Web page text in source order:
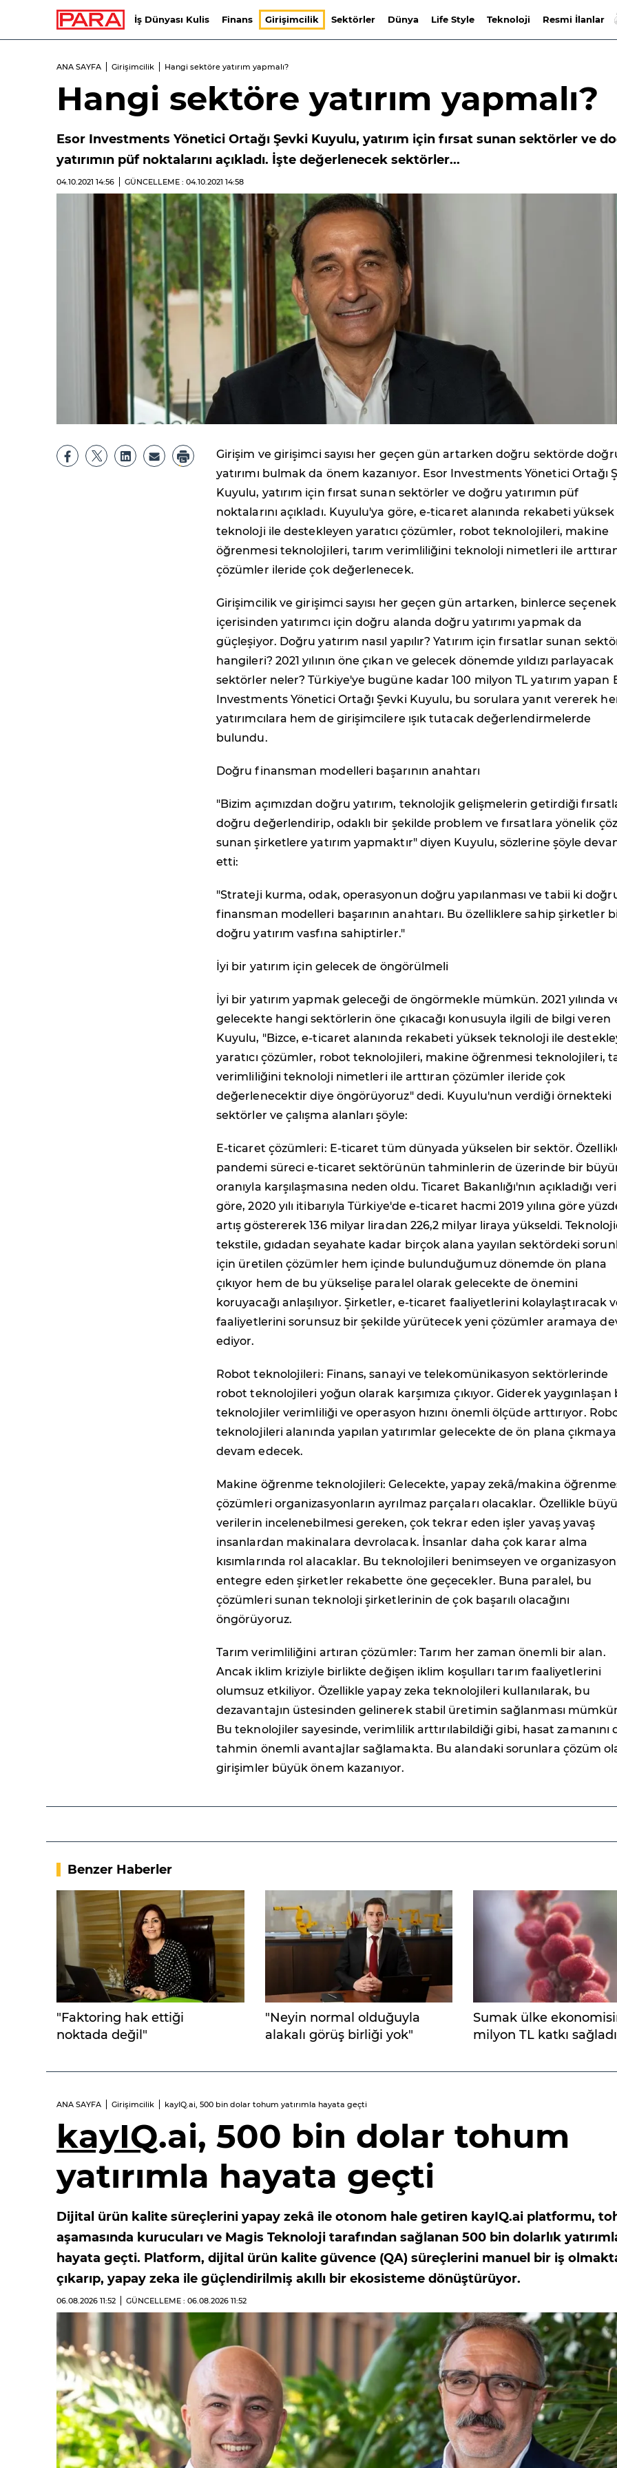
İş Dünyası Kulis Finans Girişimcilik Sektörler Dünya Life Style Teknoloji Resmi İlanlar
ANA SAYFA Girişimcilik Hangi sektöre yatırım yapmalı?
Hangi sektöre yatırım yapmalı?
Esor Investments Yönetici Ortağı Şevki Kuyulu, yatırım için fırsat sunan sektörler ve
yatırımın püf noktalarını açıkladı. İşte değerlenecek sektörler...
04.10.2021 14:56 GÜNCELLEME : 04.10.2021 14:58
Girişim ve girişimci sayısı her geçen gün artarken doğru sektörde
yatırımı bulmak da önem kazanıyor. Esor Investments Yönetici Ortağı
Kuyulu, yatırım için fırsat sunan sektörler ve doğru yatırımın püf
noktalarını açıkladı. Kuyulu'ya göre, e-ticaret alanında rekabeti yüksek
teknoloji ile destekleyen yaratıcı çözümler, robot teknolojileri, makine
öğrenmesi teknolojileri, tarım verimliliğini teknoloji nimetleri ile
çözümler ileride çok değerlenecek.
Girişimcilik ve girişimci sayısı her geçen gün artarken, binlerce seçenek
içerisinden yatırımcı için doğru alanda doğru yatırımı yapmak da
güçleşiyor. Doğru yatırım nasıl yapılır? Yatırım için fırsatlar sunan
hangileri? 2021 yılının öne çıkan ve gelecek dönemde yıldızı parlayacak
sektörler neler? Türkiye'ye bugüne kadar 100 milyon TL yatırım yapan
Investments Yönetici Ortağı Şevki Kuyulu, bu sorulara yanıt vererek
yatırımcılara hem de girişimcilere ışık tutacak değerlendirmelerde
bulundu.
Doğru finansman modelleri başarının anahtarı
"Bizim açımızdan doğru yatırım, teknolojik gelişmelerin getirdiği
doğru değerlendirip, odaklı bir şekilde problem ve fırsatlara yönelik
sunan şirketlere yatırım yapmaktır" diyen Kuyulu, sözlerine şöyle
etti:
"Strateji kurma, odak, operasyonun doğru yapılanması ve tabii ki
finansman modelleri başarının anahtarı. Bu özelliklere sahip şirketler
doğru yatırım vasfına sahiptirler."
İyi bir yatırım için gelecek de öngörülmeli
İyi bir yatırım yapmak geleceği de öngörmekle mümkün. 2021 yılında
gelecekte hangi sektörlerin öne çıkacağı konusuyla ilgili de bilgi veren
Kuyulu, "Bizce, e-ticaret alanında rekabeti yüksek teknoloji ile
yaratıcı çözümler, robot teknolojileri, makine öğrenmesi teknolojileri,
verimliliğini teknoloji nimetleri ile arttıran çözümler ileride çok
değerlenecektir diye öngörüyoruz" dedi. Kuyulu'nun verdiği örnekteki
sektörler ve çalışma alanları şöyle:
E-ticaret çözümleri: E-ticaret tüm dünyada yükselen bir sektör.
pandemi süreci e-ticaret sektörünün tahminlerin de üzerinde bir
oranıyla karşılaşmasına neden oldu. Ticaret Bakanlığı'nın açıkladığı
göre, 2020 yılı itibarıyla Türkiye'de e-ticaret hacmi 2019 yılına göre
artış göstererek 136 milyar liradan 226,2 milyar liraya yükseldi.
tekstile, gıdadan seyahate kadar birçok alana yayılan sektördeki
için üretilen çözümler hem içinde bulunduğumuz dönemde ön plana
çıkıyor hem de bu yükselişe paralel olarak gelecekte de önemini
koruyacağı anlaşılıyor. Şirketler, e-ticaret faaliyetlerini kolaylaştıracak
faaliyetlerini sorunsuz bir şekilde yürütecek yeni çözümler aramaya
ediyor.
Robot teknolojileri: Finans, sanayi ve telekomünikasyon sektörlerinde
robot teknolojileri yoğun olarak karşımıza çıkıyor. Giderek yaygınlaşan
teknolojiler verimliliği ve operasyon hızını önemli ölçüde arttırıyor.
teknolojileri alanında yapılan yatırımlar gelecekte de ön plana çıkmaya
devam edecek.
Makine öğrenme teknolojileri: Gelecekte, yapay zekâ/makina
çözümleri organizasyonların ayrılmaz parçaları olacaklar. Özellikle
verilerin incelenebilmesi gereken, çok tekrar eden işler yavaş yavaş
insanlardan makinalara devrolacak. İnsanlar daha çok karar alma
kısımlarında rol alacaklar. Bu teknolojileri benimseyen ve
entegre eden şirketler rekabette öne geçecekler. Buna paralel, bu
çözümleri sunan teknoloji şirketlerinin de çok başarılı olacağını
öngörüyoruz.
Tarım verimliliğini artıran çözümler: Tarım her zaman önemli bir alan.
Ancak iklim kriziyle birlikte değişen iklim koşulları tarım faaliyetlerini
olumsuz etkiliyor. Özellikle yapay zeka teknolojileri kullanılarak, bu
dezavantajın üstesinden gelinerek stabil üretimin sağlanması
Bu teknolojiler sayesinde, verimlilik arttırılabildiği gibi, hasat zamanını
tahmin önemli avantajlar sağlamakta. Bu alandaki sorunlara çözüm
girişimler büyük önem kazanıyor.
Benzer Haberler
"Faktoring hak ettiği
noktada değil"
"Neyin normal olduğuyla
alakalı görüş birliği yok"
Sumak ülke
milyon TL katkı sağladı
ANA SAYFA Girişimcilik kayIQ.ai, 500 bin dolar tohum yatırımla hayata geçti
kayIQ.ai, 500 bin dolar tohum
yatırımla hayata geçti
Dijital ürün kalite süreçlerini yapay zekâ ile otonom hale getiren kayIQ.ai platformu,
aşamasında kurucuları ve Magis Teknoloji tarafından sağlanan 500 bin dolarlık
hayata geçti. Platform, dijital ürün kalite güvence (QA) süreçlerini manuel bir iş
çıkarıp, yapay zeka ile güçlendirilmiş akıllı bir ekosisteme dönüştürüyor.
06.08.2026 11:52 GÜNCELLEME : 06.08.2026 11:52